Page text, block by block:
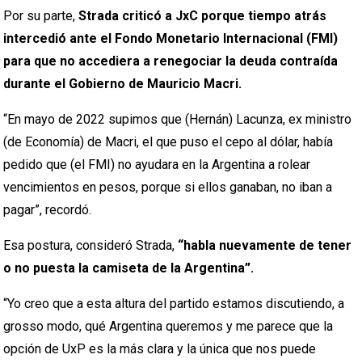
Por su parte,Strada criticó a JxC porque tiempo atrás
intercedió ante el Fondo Monetario Internacional (FMI)
para que no accediera a renegociar la deuda contraída
durante el Gobierno de Mauricio Macri.
“En mayo de 2022 supimos que (Hernán) Lacunza, ex ministro
(de Economía) de Macri, el que puso el cepo al dólar, había
pedido que (el FMI) no ayudara en la Argentina a rolear
vencimientos en pesos, porque si ellos ganaban, no iban a
pagar”, recordó.
Esa postura, consideró Strada, “habla nuevamente de tener
o no puesta la camiseta de la Argentina”.
“Yo creo que a esta altura del partido estamos discutiendo, a
grosso modo, qué Argentina queremos y me parece que la
opción de UxP es la más clara y la única que nos puede